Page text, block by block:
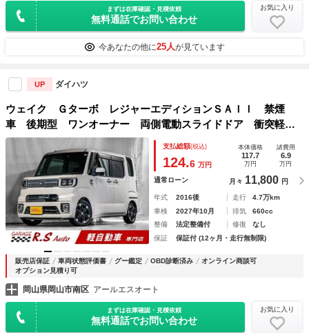
まずは在庫確認・見積依頼
無料通話でお問い合わせ
お気に入り
今あなたの他に25人が見ています
UP ダイハツ
ウェイク Ｇターボ レジャーエディションＳＡＩＩ 禁煙
車 後期型 ワンオーナー 両側電動スライドドア 衝突軽減
ブレーキ ８型ナビＴＶ バックカメラ ＥＴＣ車載器 シー
トヒーター ＣＤ／ＤＶＤ再生 Ｂｌｕｅｔｏｏｔｈ接続 １
５ＡＷ アイドリングストップ
支払総額(税込)
124.6 万円
本体価格
117.7
万円
諸費用
6.9
万円
通常ローン 月々 11,800 円
年式 2016後 走行
4.7万km
車検
2027年10月 排気
660cc
整備
法定整備付 修復
なし
保証
保証付 (12ヶ月・走行無制限)
販売店保証 車両状態評価書 グー鑑定 OBD診断済み
オンライン商談可
オプション見積り可
岡山県岡山市南区 アールエスオート
まずは在庫確認・見積依頼
無料通話でお問い合わせ
お気に入り